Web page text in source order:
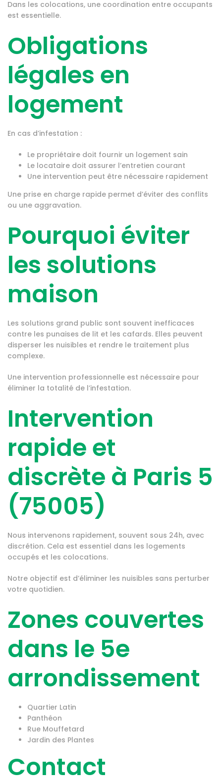
Dans les colocations, une coordination entre occupants
est essentielle.
Obligations
légales en
logement
En cas d’infestation :
Le propriétaire doit fournir un logement sain
Le locataire doit assurer l’entretien courant
Une intervention peut être nécessaire rapidement
Une prise en charge rapide permet d’éviter des conflits
ou une aggravation.
Pourquoi éviter
les solutions
maison
Les solutions grand public sont souvent inefficaces
contre les punaises de lit et les cafards. Elles peuvent
disperser les nuisibles et rendre le traitement plus
complexe.
Une intervention professionnelle est nécessaire pour
éliminer la totalité de l’infestation.
Intervention
rapide et
discrète à Paris 5
(75005)
Nous intervenons rapidement, souvent sous 24h, avec
discrétion. Cela est essentiel dans les logements
occupés et les colocations.
Notre objectif est d’éliminer les nuisibles sans perturber
votre quotidien.
Zones couvertes
dans le 5e
arrondissement
Quartier Latin
Panthéon
Rue Mouffetard
Jardin des Plantes
Contact